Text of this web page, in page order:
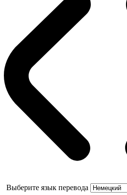
Выберите язык перевода